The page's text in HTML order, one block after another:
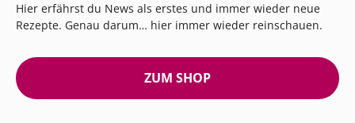
Hier erfährst du News als erstes und immer wieder neue
Rezepte. Genau darum… hier immer wieder reinschauen.
ZUM SHOP